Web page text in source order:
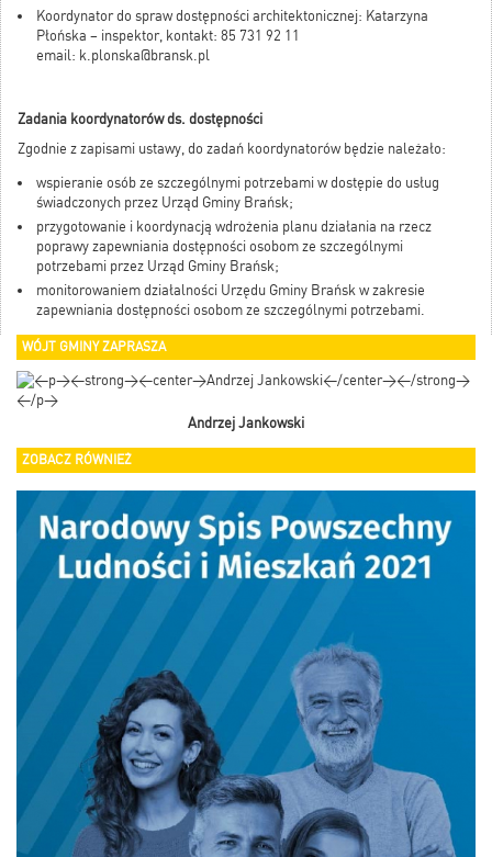
Koordynator do spraw dostępności architektonicznej: Katarzyna
Płońska – inspektor, kontakt: 85 731 92 11
email: k.plonska@bransk.pl
Zadania koordynatorów ds. dostępności
Zgodnie z zapisami ustawy, do zadań koordynatorów będzie należało:
wspieranie osób ze szczególnymi potrzebami w dostępie do usług
świadczonych przez Urząd Gminy Brańsk;
przygotowanie i koordynacją wdrożenia planu działania na rzecz
poprawy zapewniania dostępności osobom ze szczególnymi
potrzebami przez Urząd Gminy Brańsk;
monitorowaniem działalności Urzędu Gminy Brańsk w zakresie
zapewniania dostępności osobom ze szczególnymi potrzebami.
WÓJT GMINY ZAPRASZA
Andrzej Jankowski
ZOBACZ RÓWNIEŻ